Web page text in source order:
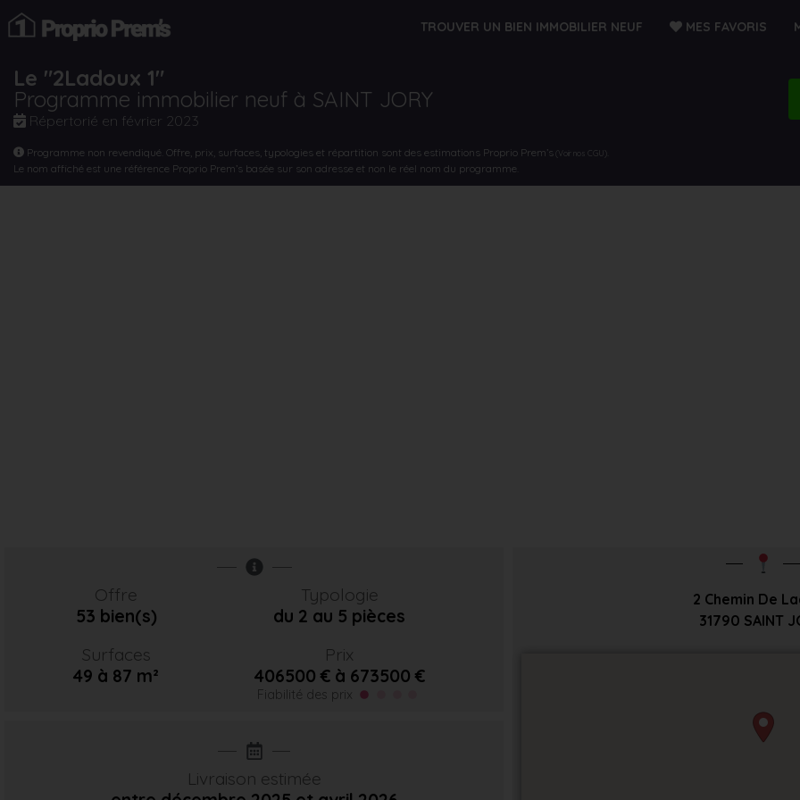
TROUVER UN BIEN IMMOBILIER NEUF MES FAVORIS
Le "2Ladoux 1"
Programme immobilier neuf à SAINT JORY
Répertorié en février 2023
Programme non revendiqué. Offre, prix, surfaces, typologies et répartition sont des estimations Proprio Prem’s (Voir nos CGU)
Le nom affiché est une référence Proprio Prem’s basée sur son adresse et non le réel nom du programme.
Offre
53 bien(s)
Typologie
du 2 au 5 pièces
Surfaces
49 à 87 m²
Prix
406500 € à 673500 €
Fiabilité des prix
Livraison estimée
2 Chemin De
31790 SAINT